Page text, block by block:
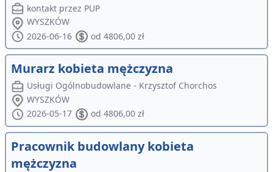
kontakt przez PUP
WYSZKÓW
2026-06-16
od 4806,00 zł
Murarz kobieta mężczyzna
Usługi Ogólnobudowlane - Krzysztof Chorchos
WYSZKÓW
2026-05-17
od 4806,00 zł
Pracownik budowlany kobieta
mężczyzna